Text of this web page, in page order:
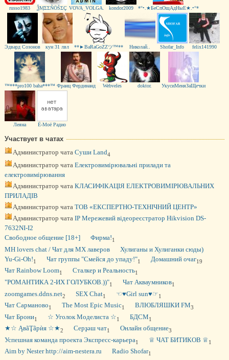
russo1983 ѮӍΣΣÑӦŠΣÇ VOVA_VOLGA. kоndor2009 *°•.★БеСпОщАдНыЕ★.•°*
Эдвард Созонов кун 31 лвл **►BaRaGoZZツ™** Николай.. Shofar_Info felix141990
™***pro100 baha***™ Франц Фердинанд Webveles doktor. УкусиМеняЗаЩечки
Леяна Ё-Моё Радио
Участвует в чатах
Администратор чата Суши Land4
Администратор чата Електровимірювальні прилади та
електровимірювання
Администратор чата КЛАСИФІКАЦІЯ ЕЛЕКТРОВИМІРЮВАЛЬНИХ
ПРИЛАДІВ
Администратор чата ТОВ «ЕКСПЕРТНО-ТЕХНІЧНИЙ ЦЕНТР»
Администратор чата IP Мережевий відеореєстратор Hikvision DS-
7632NI-I2
Свободное общение [18+]
Фирма!1
MH lovers chat / Чат для МХ лаверов
Хулиганы и Хулиганки сюды)
Yu-Gi-Oh!1 Чат группы "Смейся до упаду!"1 Домашний очаг19
Чат Rainbow Loom1 Сталкер и Реальность1
"РОМАНТИКА 2-ИХ ГОЛУБКОВ.))"1 Чат Акваумников1
zoomgames.ddns.net2 SEX Chat1 ☜♥Girl sun♥☞1
Чат Сарманово1 The Most Epic Music1 ВЛЮБЛЯШКИ FM3
Чат Брони1 ☆ Уголок Моделиста ☆1 БДСМ1
★☆ ĄвãŢãрѝя ☆★2 Серҙәш чат1 Oнлайн общение3
Успешная команда проекта Экспресс-карьера1 ♕ ЧАТ БИТИКОВ ♕ 1
Aim by Nester http://aim-nestera.ru Radio Shofar1